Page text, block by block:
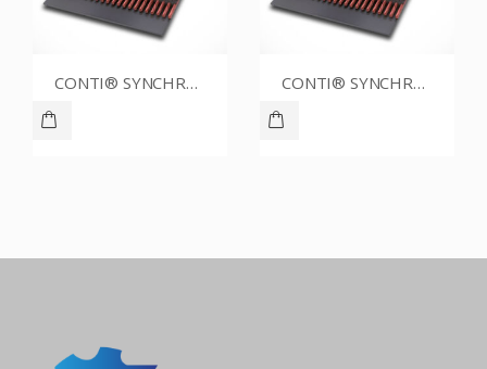
CONTI® SYNCHROBELT 76XL037 CONTI® SYNCHROBELT 54XL025